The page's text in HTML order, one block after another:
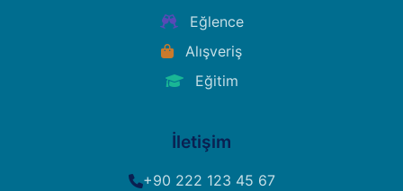
Eğlence
Alışveriş
Eğitim
İletişim
+90 222 123 45 67